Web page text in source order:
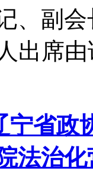
、副
出席
省政
法治